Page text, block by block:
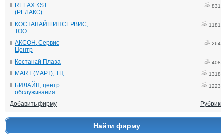
RELAX KST
(РЕЛАКС)
КОСТАНАЙШИНСЕРВИС,
ТОО
АКСОН, Сервис
Центр
Костанай Плаза
MART (МАРТ), ТЦ
БИЛАЙН, центр
обслуживания
Добавить фирму
Найти фирму